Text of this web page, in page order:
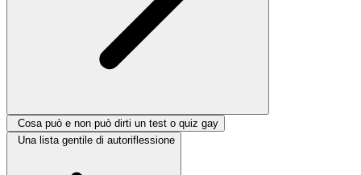
Cosa può e non può dirti un test o quiz gay
Una lista gentile di autoriflessione